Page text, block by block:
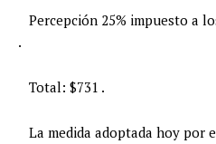
Percepción 25% impuesto a
.
Total: $731 .
La medida adoptada hoy por